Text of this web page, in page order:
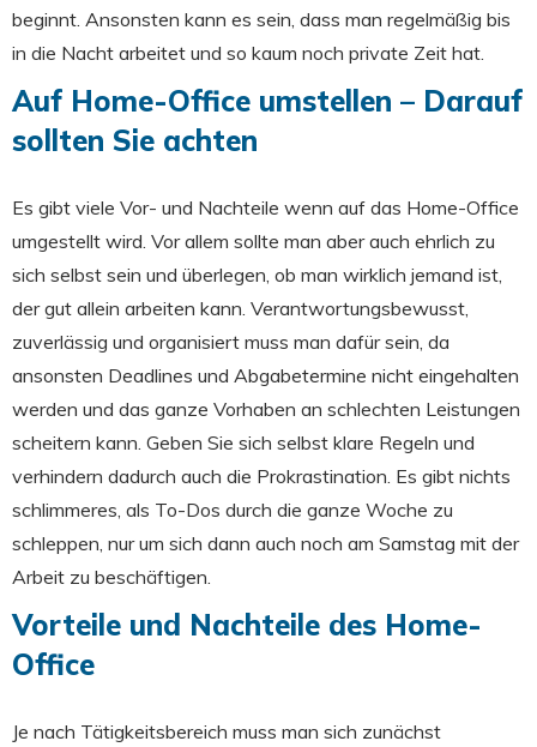
beginnt. Ansonsten kann es sein, dass man regelmäßig bis
in die Nacht arbeitet und so kaum noch private Zeit hat.
Auf Home-Office umstellen – Darauf
sollten Sie achten
Es gibt viele Vor- und Nachteile wenn auf das Home-Office
umgestellt wird. Vor allem sollte man aber auch ehrlich zu
sich selbst sein und überlegen, ob man wirklich jemand ist,
der gut allein arbeiten kann. Verantwortungsbewusst,
zuverlässig und organisiert muss man dafür sein, da
ansonsten Deadlines und Abgabetermine nicht eingehalten
werden und das ganze Vorhaben an schlechten Leistungen
scheitern kann. Geben Sie sich selbst klare Regeln und
verhindern dadurch auch die Prokrastination. Es gibt nichts
schlimmeres, als To-Dos durch die ganze Woche zu
schleppen, nur um sich dann auch noch am Samstag mit der
Arbeit zu beschäftigen.
Vorteile und Nachteile des Home-
Office
Je nach Tätigkeitsbereich muss man sich zunächst